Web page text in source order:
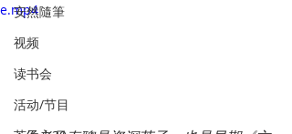
安然隨筆
视频
读书会
活动/节目
e.mp4